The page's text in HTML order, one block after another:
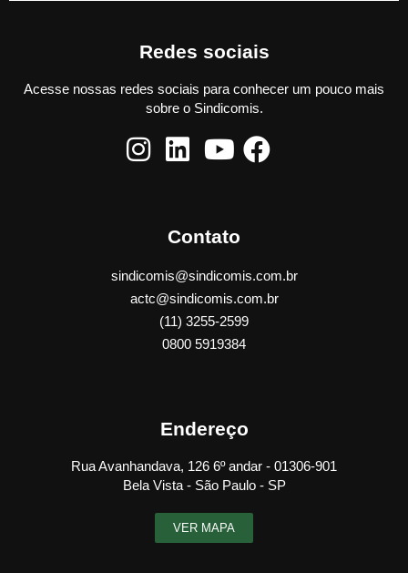
Redes sociais
Acesse nossas redes sociais para conhecer um pouco mais
sobre o Sindicomis.
Contato
sindicomis@sindicomis.com.br
actc@sindicomis.com.br
(11) 3255-2599
0800 5919384
Endereço
Rua Avanhandava, 126 6º andar - 01306-901
Bela Vista - São Paulo - SP
VER MAPA